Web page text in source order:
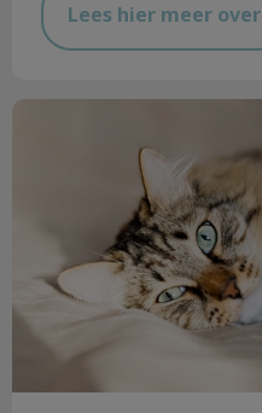
Lees hier meer over
De in huis plassende kat